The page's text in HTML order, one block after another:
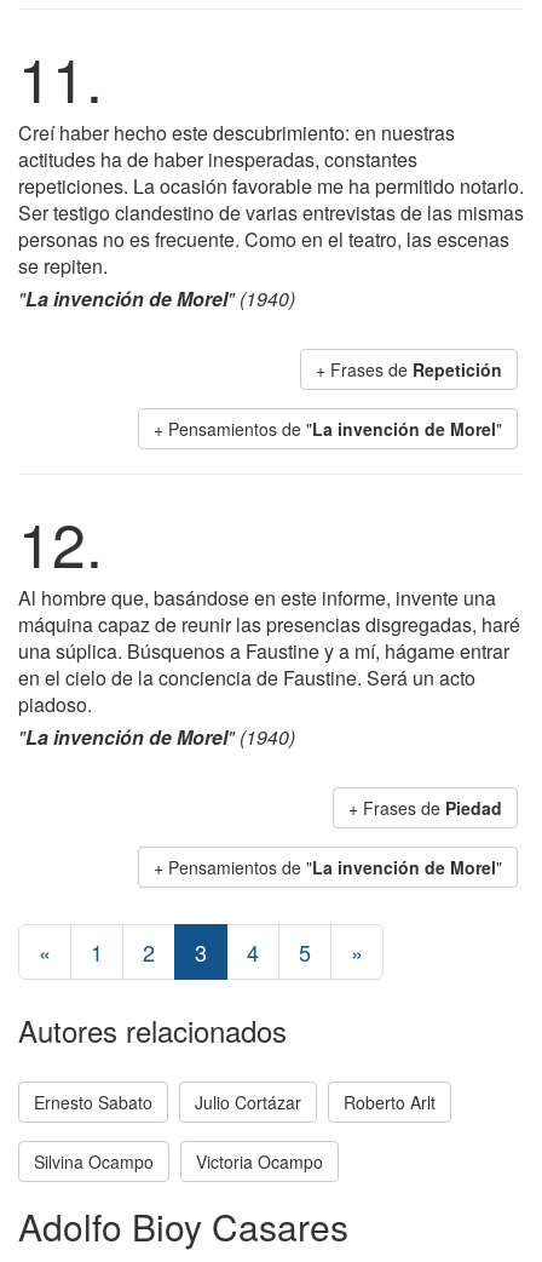
11.
Creí haber hecho este descubrimiento: en nuestras
actitudes ha de haber inesperadas, constantes
repeticiones. La ocasión favorable me ha permitido notarlo.
Ser testigo clandestino de varias entrevistas de las mismas
personas no es frecuente. Como en el teatro, las escenas
se repiten.
"La invención de Morel" (1940)
+ Frases de Repetición
+ Pensamientos de "La invención de Morel"
12.
Al hombre que, basándose en este informe, invente una
máquina capaz de reunir las presencias disgregadas, haré
una súplica. Búsquenos a Faustine y a mí, hágame entrar
en el cielo de la conciencia de Faustine. Será un acto
piadoso.
"La invención de Morel" (1940)
+ Frases de Piedad
+ Pensamientos de "La invención de Morel"
« 1 2 3 4 5 »
Autores relacionados
Ernesto Sabato Julio Cortázar Roberto Arlt
Silvina Ocampo Victoria Ocampo
Adolfo Bioy Casares